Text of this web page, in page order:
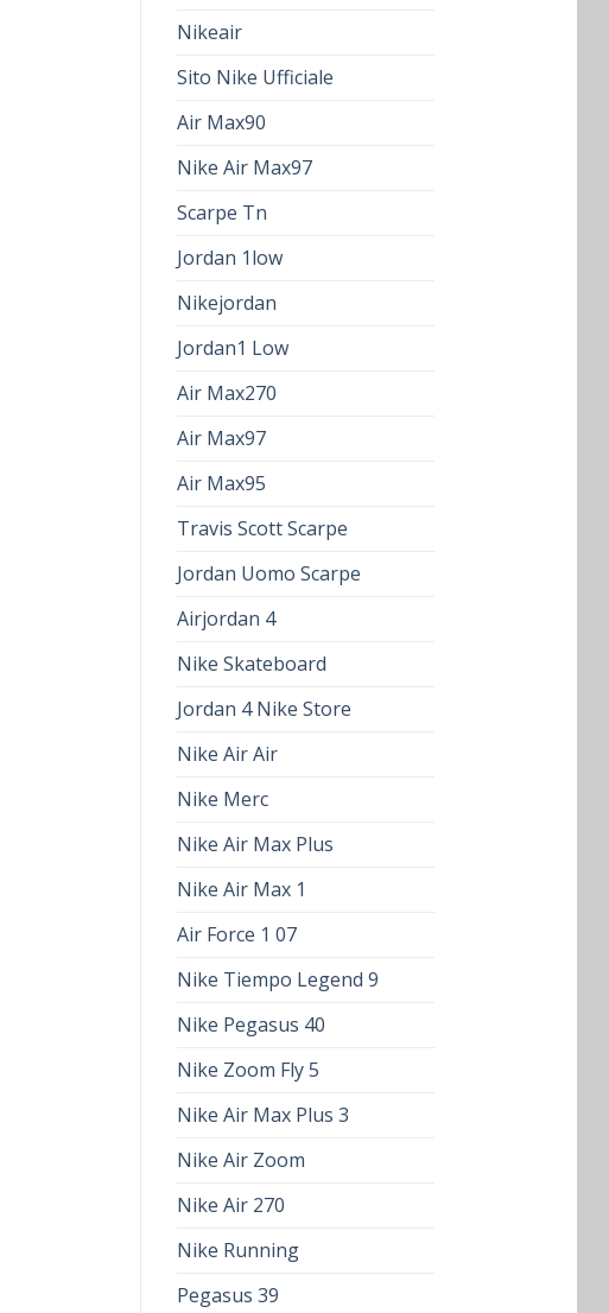
Nikeair
Sito Nike Ufficiale
Air Max90
Nike Air Max97
Scarpe Tn
Jordan 1low
Nikejordan
Jordan1 Low
Air Max270
Air Max97
Air Max95
Travis Scott Scarpe
Jordan Uomo Scarpe
Airjordan 4
Nike Skateboard
Jordan 4 Nike Store
Nike Air Air
Nike Merc
Nike Air Max Plus
Nike Air Max 1
Air Force 1 07
Nike Tiempo Legend 9
Nike Pegasus 40
Nike Zoom Fly 5
Nike Air Max Plus 3
Nike Air Zoom
Nike Air 270
Nike Running
Pegasus 39